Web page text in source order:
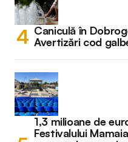
Caniculă în
Avertizări cod
1,3 milioane de
Festivalului